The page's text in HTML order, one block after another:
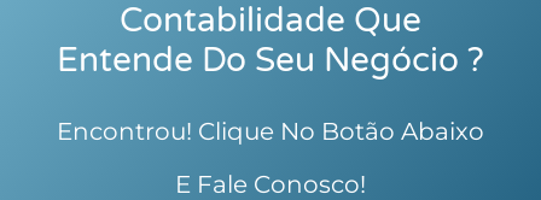
Contabilidade Que
Entende Do Seu Negócio ?
Encontrou! Clique No Botão Abaixo
E Fale Conosco!